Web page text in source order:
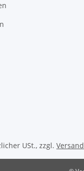
USt., zzgl. Versand